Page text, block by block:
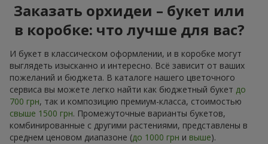
Заказать орхидеи – букет или
в коробке: что лучше для вас?
И букет в классическом оформлении, и в коробке могут
выглядеть изысканно и интересно. Всё зависит от ваших
пожеланий и бюджета. В каталоге нашего цветочного
сервиса вы можете легко найти как бюджетный букет до
700 грн, так и композицию премиум-класса, стоимостью
свыше 1500 грн. Промежуточные варианты букетов,
комбинированные с другими растениями, представлены в
среднем ценовом диапазоне (до 1000 грн и выше).